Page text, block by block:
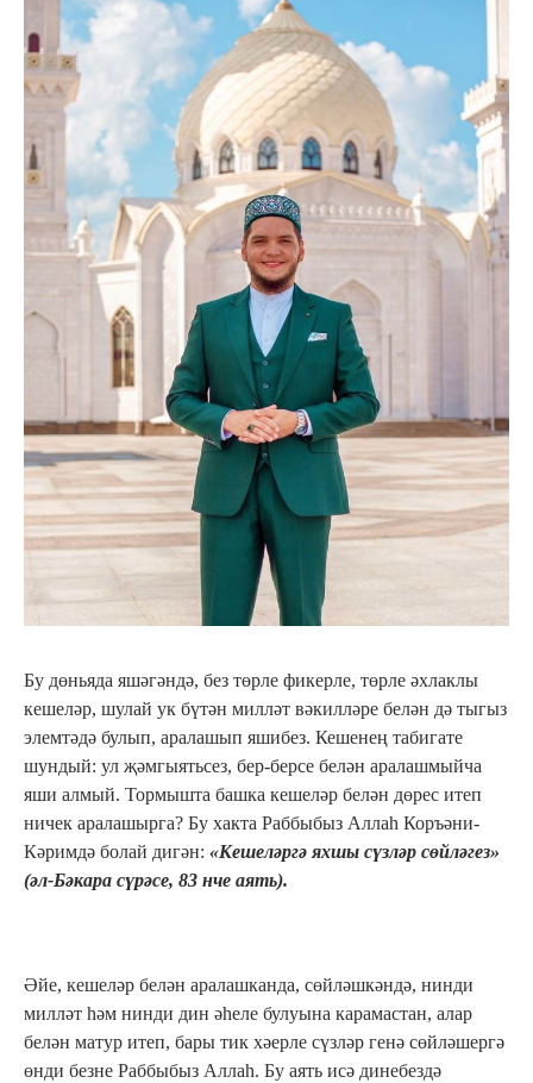
Бу дөньяда яшәгәндә, без төрле фикерле, төрле әхлаклы
кешеләр, шулай ук бүтән милләт вәкилләре белән дә тыгыз
элемтәдә булып, аралашып яшибез. Кешенең табигате
шундый: ул җәмгыятьсез, бер-берсе белән аралашмыйча
яши алмый. Тормышта башка кешеләр белән дөрес итеп
ничек аралашырга? Бу хакта Раббыбыз Аллаһ Коръәни-
Кәримдә болай дигән: «Кешеләргә яхшы сүзләр сөйләгез»
(әл-Бәкара сүрәсе, 83 нче аять).
Әйе, кешеләр белән аралашканда, сөйләшкәндә, нинди
милләт һәм нинди дин әһеле булуына карамастан, алар
белән матур итеп, бары тик хәерле сүзләр генә сөйләшергә
өнди безне Раббыбыз Аллаһ. Бу аять исә динебездә